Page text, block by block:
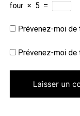
four × 5 =
Prévenez-moi de
Prévenez-moi de